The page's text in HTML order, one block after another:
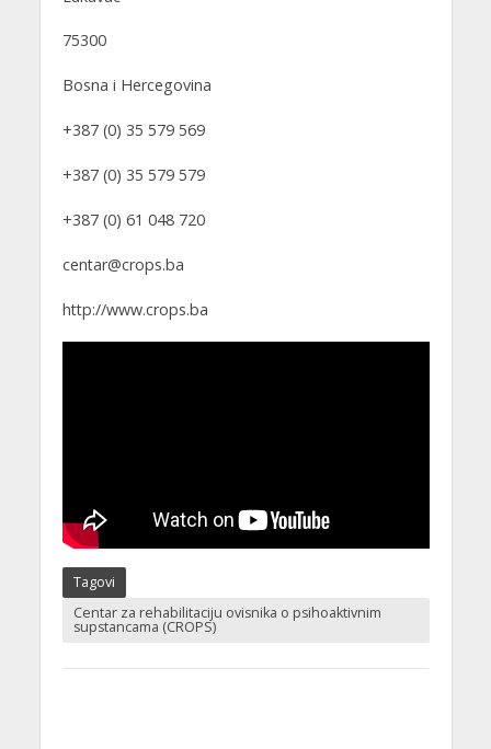
75300
Bosna i Hercegovina
+387 (0) 35 579 569
+387 (0) 35 579 579
+387 (0) 61 048 720
centar@crops.ba
http://www.crops.ba
Tagovi
Centar za rehabilitaciju ovisnika o psihoaktivnim
supstancama (CROPS)